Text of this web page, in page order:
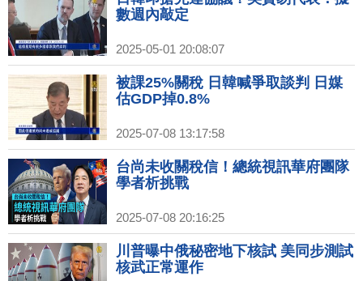
數週內敲定
2025-05-01 20:08:07
被課25%關稅 日韓喊爭取談判 日媒
估GDP掉0.8%
2025-07-08 13:17:58
台尚未收關稅信！總統視訊華府團隊
學者析挑戰
2025-07-08 20:16:25
川普曝中俄秘密地下核試 美同步測試
核武正常運作